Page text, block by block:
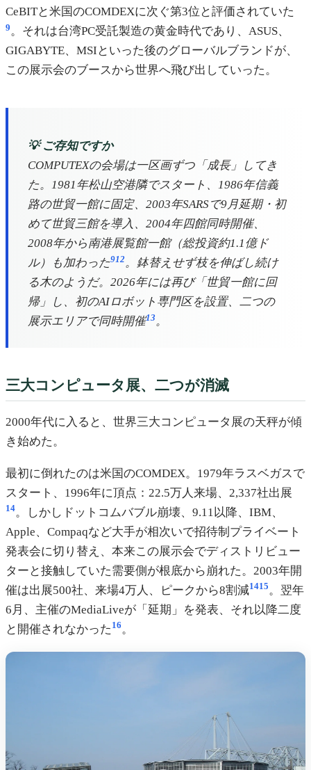
CeBITと米国のCOMDEXに次ぐ第3位と評価されていた
9。それは台湾PC受託製造の黄金時代であり、ASUS、
GIGABYTE、MSIといった後のグローバルブランドが、
この展示会のブースから世界へ飛び出していった。
💡 ご存知ですか
COMPUTEXの会場は一区画ずつ「成長」してき
た。1981年松山空港隣でスタート、1986年信義
路の世貿一館に固定、2003年SARSで9月延期・初
めて世貿三館を導入、2004年四館同時開催、
2008年から南港展覧館一館（総投資約1.1億ド
ル）も加わった912。鉢替えせず枝を伸ばし続け
る木のようだ。2026年には再び「世貿一館に回
帰」し、初のAIロボット専門区を設置、二つの
展示エリアで同時開催13。
三大コンピュータ展、二つが消滅
2000年代に入ると、世界三大コンピュータ展の天秤が傾
き始めた。
最初に倒れたのは米国のCOMDEX。1979年ラスベガスで
スタート、1996年に頂点：22.5万人来場、2,337社出展
14。しかしドットコムバブル崩壊、9.11以降、IBM、
Apple、Compaqなど大手が相次いで招待制プライベート
発表会に切り替え、本来この展示会でディストリビュー
ターと接触していた需要側が根底から崩れた。2003年開
催は出展500社、来場4万人、ピークから8割減1415。翌年
6月、主催のMediaLiveが「延期」を発表、それ以降二度
と開催されなかった 16。